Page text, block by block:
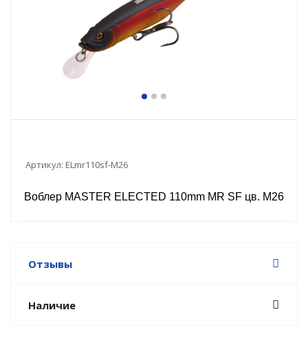
Артикул: ELmr110sf-M26
Воблер MASTER ELECTED 110mm MR SF цв. M26
Отзывы
Наличие